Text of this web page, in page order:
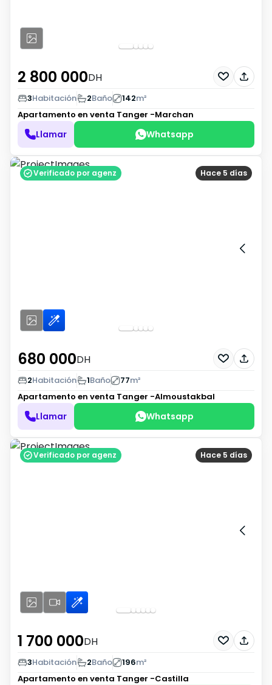
2 800 000DH
3Habitación 2Baño 142m²
Apartamento en venta Tanger -Marchan
Llamar Whatsapp
Hace 5 días
Verificado por agenz
680 000DH
2Habitación 1Baño 77m²
Apartamento en venta Tanger -Almoustakbal
Llamar Whatsapp
Hace 5 días
Verificado por agenz
1 700 000DH
3Habitación 2Baño 196m²
Apartamento en venta Tanger -Castilla